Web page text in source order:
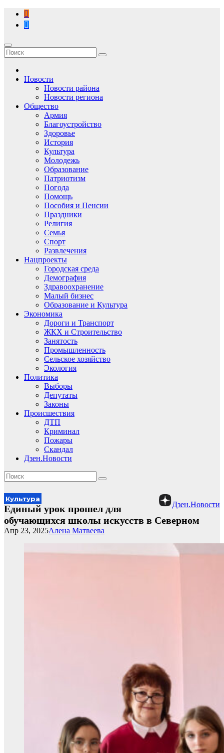
Перейти
содержимому
Новости
Новости района
Новости региона
Общество
Армия
Благоустройство
Здоровье
История
Культура
Молодежь
Образование
Патриотизм
Погода
Помощь
Пособия и Пенсии
Праздники
Религия
Семья
Спорт
Развлечения
Нацпроекты
Городская среда
Демография
Здравоохранение
Малый бизнес
Образование и Культура
Экономика
Дороги и Транспорт
ЖКХ и Строительство
Занятость
Промышленность
Сельское хозяйство
Экология
Политика
Выборы
Депутаты
Законы
Происшествия
ДТП
Криминал
Пожары
Скандал
Дзен.Новости
Дзен.Новости
Культура
Единый урок прошел для
обучающихся школы искусств в Северном
Алена Матвеева
Апр 23, 2025